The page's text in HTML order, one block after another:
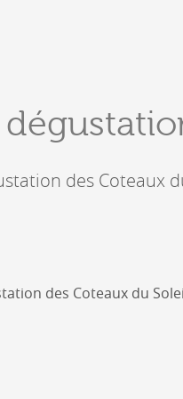
Géologie, faune
Mayens et
des Coteaux
des Coteaux du